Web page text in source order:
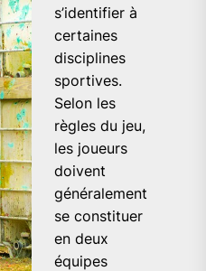
s’identifier à
certaines
disciplines
sportives.
Selon les
règles du jeu,
les joueurs
doivent
généralement
se constituer
en deux
équipes